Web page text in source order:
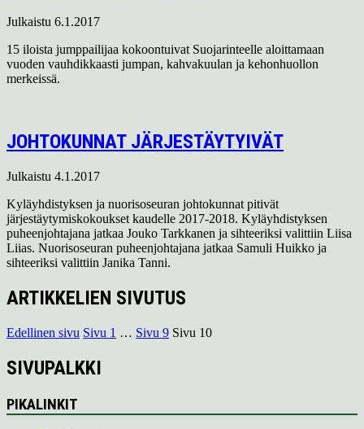
Julkaistu 6.1.2017
15 iloista jumppailijaa kokoontuivat Suojarinteelle aloittamaan
vuoden vauhdikkaasti jumpan, kahvakuulan ja kehonhuollon
merkeissä.
JOHTOKUNNAT JÄRJESTÄYTYIVÄT
Julkaistu 4.1.2017
Kyläyhdistyksen ja nuorisoseuran johtokunnat pitivät
järjestäytymiskokoukset kaudelle 2017-2018. Kyläyhdistyksen
puheenjohtajana jatkaa Jouko Tarkkanen ja sihteeriksi valittiin Liisa
Liias. Nuorisoseuran puheenjohtajana jatkaa Samuli Huikko ja
sihteeriksi valittiin Janika Tanni.
ARTIKKELIEN SIVUTUS
Edellinen sivu Sivu 1 … Sivu 9 Sivu 10
SIVUPALKKI
PIKALINKIT